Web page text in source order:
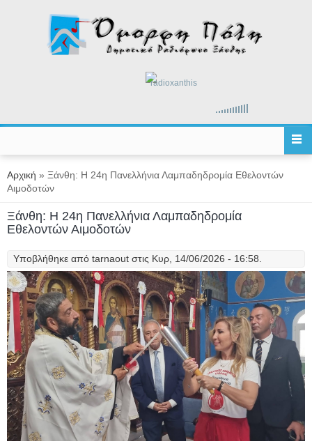
radioxanthis
Είστε εδώ
Αρχική » Ξάνθη: Η 24η Πανελλήνια Λαμπαδηδρομία Εθελοντών
Αιμοδοτών
Ξάνθη: Η 24η Πανελλήνια Λαμπαδηδρομία
Εθελοντών Αιμοδοτών
Υποβλήθηκε από tarnaout στις Κυρ, 14/06/2026 - 16:58.